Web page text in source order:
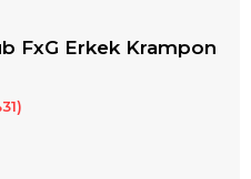
FxG Erkek Krampon
31